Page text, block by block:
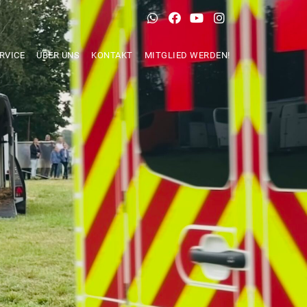
ÜBER UNS KONTAKT MITGLIED WERDEN!